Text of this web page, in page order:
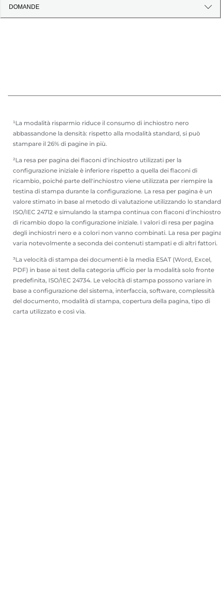
DOMANDE
¹La modalità risparmio riduce il consumo di inchiostro nero
abbassandone la densità: rispetto alla modalità standard, si può
stampare il 26% di pagine in più.
²La resa per pagina dei flaconi d'inchiostro utilizzati per la
configurazione iniziale è inferiore rispetto a quella dei flaconi di
ricambio, poiché parte dell'inchiostro viene utilizzata per riempire la
testina di stampa durante la configurazione. La resa per pagina è un
valore stimato in base al metodo di valutazione utilizzando lo standard
ISO/IEC 24712 e simulando la stampa continua con flaconi d'inchiostro
di ricambio dopo la configurazione iniziale. I valori di resa per pagina
degli inchiostri nero e a colori non vanno combinati. La resa per
varia notevolmente a seconda dei contenuti stampati e di altri fattori.
³La velocità di stampa dei documenti è la media ESAT (Word, Excel,
PDF) in base ai test della categoria ufficio per la modalità solo fronte
predefinita, ISO/IEC 24734. Le velocità di stampa possono variare in
base a configurazione del sistema, interfaccia, software, complessità
del documento, modalità di stampa, copertura della pagina, tipo di
carta utilizzato e così via.